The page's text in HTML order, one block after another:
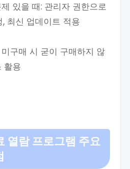
있을 때: 관리자 권한으로
최신 업데이트 적용
구매 시 굳이 구매하지 않
활용
열람 프로그램 주요